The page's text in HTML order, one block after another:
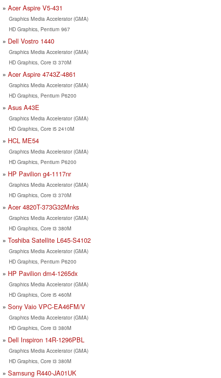
Acer Aspire V5-431
Graphics Media Accelerator (GMA)
HD Graphics, Pentium 967
Dell Vostro 1440
Graphics Media Accelerator (GMA)
HD Graphics, Core i3 370M
Acer Aspire 4743Z-4861
Graphics Media Accelerator (GMA)
HD Graphics, Pentium P6200
Asus A43E
Graphics Media Accelerator (GMA)
HD Graphics, Core i5 2410M
HCL ME54
Graphics Media Accelerator (GMA)
HD Graphics, Pentium P6200
HP Pavilion g4-1117nr
Graphics Media Accelerator (GMA)
HD Graphics, Core i3 370M
Acer 4820T-373G32Mnks
Graphics Media Accelerator (GMA)
HD Graphics, Core i3 380M
Toshiba Satellite L645-S4102
Graphics Media Accelerator (GMA)
HD Graphics, Pentium P6200
HP Pavilion dm4-1265dx
Graphics Media Accelerator (GMA)
HD Graphics, Core i5 460M
Sony Vaio VPC-EA46FM/V
Graphics Media Accelerator (GMA)
HD Graphics, Core i3 380M
Dell Inspiron 14R-1296PBL
Graphics Media Accelerator (GMA)
HD Graphics, Core i3 380M
Samsung R440-JA01UK